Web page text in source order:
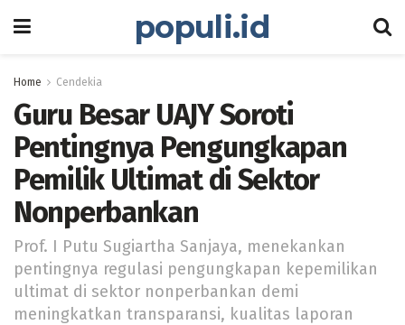
populi.id
Home Cendekia
Guru Besar UAJY Soroti
Pentingnya Pengungkapan
Pemilik Ultimat di Sektor
Nonperbankan
Prof. I Putu Sugiartha Sanjaya, menekankan
pentingnya regulasi pengungkapan kepemilikan
ultimat di sektor nonperbankan demi
meningkatkan transparansi, kualitas laporan